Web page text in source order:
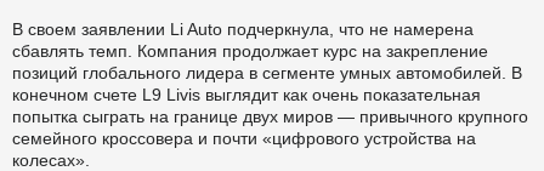
В своем заявлении Li Auto подчеркнула, что не намерена
сбавлять темп. Компания продолжает курс на закрепление
позиций глобального лидера в сегменте умных автомобилей. В
конечном счете L9 Livis выглядит как очень показательная
попытка сыграть на границе двух миров — привычного крупного
семейного кроссовера и почти «цифрового устройства на
колесах».